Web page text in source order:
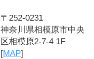
〒252-0231
神奈川県相模原市中央
区相模原2-7-4 1F
[MAP]